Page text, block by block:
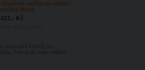
Výměnná vložka do reliéfní
razítka Shiny
421,- Kč